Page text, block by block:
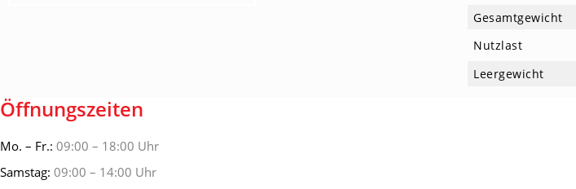
Gesamtgewicht
Nutzlast
Leergewicht
Öffnungszeiten
Mo. – Fr.: 09:00 – 18:00 Uhr
Samstag: 09:00 – 14:00 Uhr